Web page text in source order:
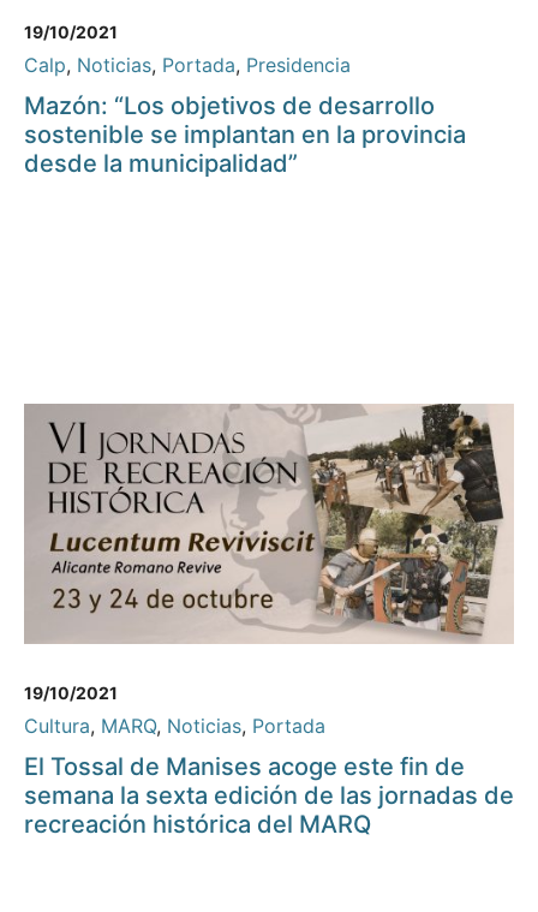
19/10/2021
Calp, Noticias, Portada, Presidencia
Mazón: “Los objetivos de desarrollo
sostenible se implantan en la provincia
desde la municipalidad”
19/10/2021
Cultura, MARQ, Noticias, Portada
El Tossal de Manises acoge este fin de
semana la sexta edición de las jornadas de
recreación histórica del MARQ